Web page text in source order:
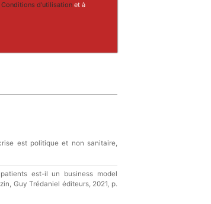
Conditions d'utilisationet à
est politique et non sanitaire,
est-il un business model
Guy Trédaniel éditeurs, 2021, p.